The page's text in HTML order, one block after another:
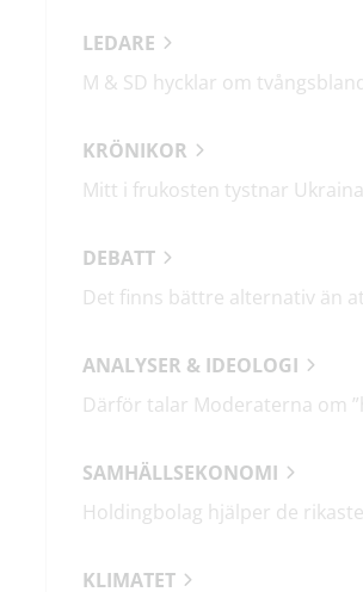
LEDARE
KRÖNIKOR
Mitt i frukosten tystnar Ukraina
DEBATT
ANALYSER & IDEOLOGI
SAMHÄLLSEKONOMI
KLIMATET